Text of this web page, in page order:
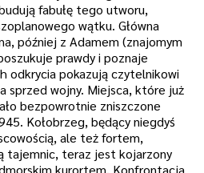
fabułę tego utworu,
wątku. Główna
później z Adamem (znajomym
prawdy i poznaje
odkrycia pokazują czytelnikowi
sprzed wojny. Miejsca, które już
bezpowrotnie zniszczone
Kołobrzeg, będący niegdyś
ale też fortem,
tajemnic, teraz jest kojarzony